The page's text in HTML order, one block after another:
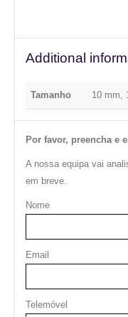
Additional
Tamanho 10 mm,
Por favor, preencha e
A nossa equipa vai
em breve.
Nome
Email
Telemóvel